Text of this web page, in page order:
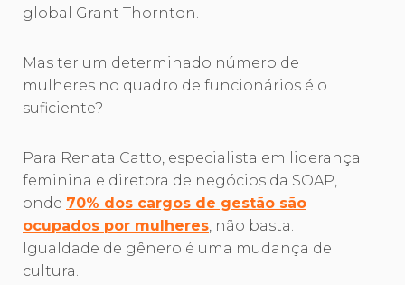
global Grant Thornton.
Mas ter um determinado número de
mulheres no quadro de funcionários é o
suficiente?
Para Renata Catto, especialista em liderança
feminina e diretora de negócios da SOAP,
onde 70% dos cargos de gestão são
ocupados por mulheres, não basta.
Igualdade de gênero é uma mudança de
cultura.